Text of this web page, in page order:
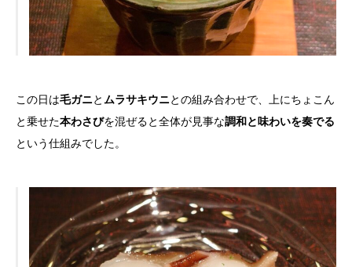
この日は毛ガニと ムラサキウニとの組み合わせで、上にちょこん
と乗せた本わさびを混ぜると全体が見事な調和と味わいを奏でる
という仕組みでした。